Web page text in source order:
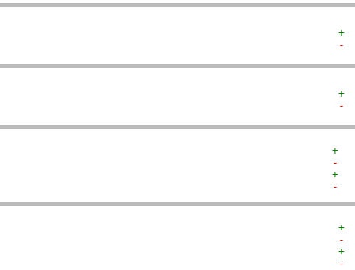
+
-
+
-
+
-
+
-
+
-
+
-